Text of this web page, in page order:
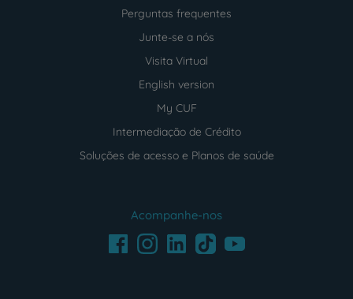
Perguntas frequentes
Junte-se a nós
Visita Virtual
English version
My CUF
Intermediação de Crédito
Soluções de acesso e Planos de saúde
Acompanhe-nos
FacebookInstagramLinkedInTikTokYoutube